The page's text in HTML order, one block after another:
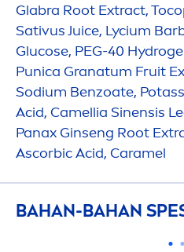
Glabra Root Extract,
Sativus Juice, Lycium
Glucose, PEG-40 Hydro
Punica Granatum Fruit
Sodium Benzoate,
Acid, Camellia Sinensis
Panax Ginseng Root
Ascorbic Acid, Caramel
BAHAN-BAHAN